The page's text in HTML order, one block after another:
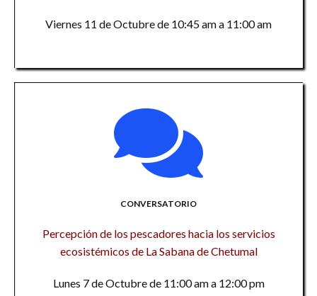
Viernes 11 de Octubre de 10:45 am a 11:00 am
CONVERSATORIO
Percepción de los pescadores hacia los servicios
ecosistémicos de La Sabana de Chetumal
Lunes 7 de Octubre de 11:00 am a 12:00 pm